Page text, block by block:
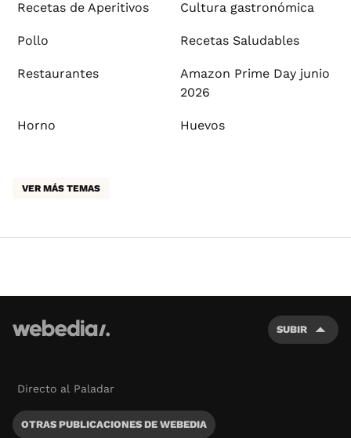
Recetas de Aperitivos Cultura gastronómica
Pollo Recetas Saludables
Restaurantes
Amazon Prime Day junio
2026
Horno Huevos
VER MÁS TEMAS
SUBIR
Directo al Paladar
OTRAS PUBLICACIONES DE WEBEDIA